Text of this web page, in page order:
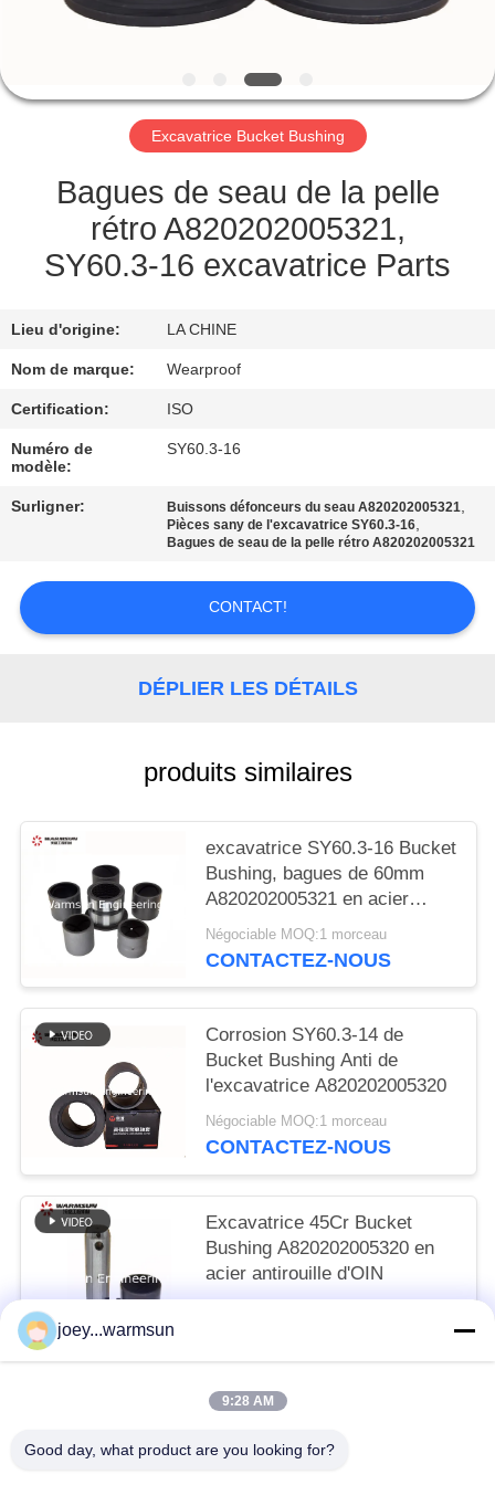
DE
QUALITÉ
CONTACTEZ-
UNE
CITATION
PLAN
DU
SITE
PRIVACY
POLICY
Excavatrice Bucket Bushing
Bagues de seau de la pelle
rétro A820202005321,
SY60.3-16 excavatrice Parts
Lieu d'origine: LA CHINE
Nom de marque: Wearproof
Certification: ISO
Numéro de
modèle:
SY60.3-16
Surligner: Buissons défonceurs du seau A820202005321,
Pièces sany de l'excavatrice SY60.3-16,
Bagues de seau de la pelle rétro A820202005321
CONTACT!
DÉPLIER LES DÉTAILS
produits similaires
excavatrice SY60.3-16 Bucket
Bushing, bagues de 60mm
A820202005321 en acier
soudables
Négociable MOQ:1 morceau
CONTACTEZ-NOUS
Corrosion SY60.3-14 de
Bucket Bushing Anti de
l'excavatrice A820202005320
Négociable MOQ:1 morceau
CONTACTEZ-NOUS
Excavatrice 45Cr Bucket
Bushing A820202005320 en
acier antirouille d'OIN
joey...warmsun
9:28 AM
Good day, what product are you looking for?